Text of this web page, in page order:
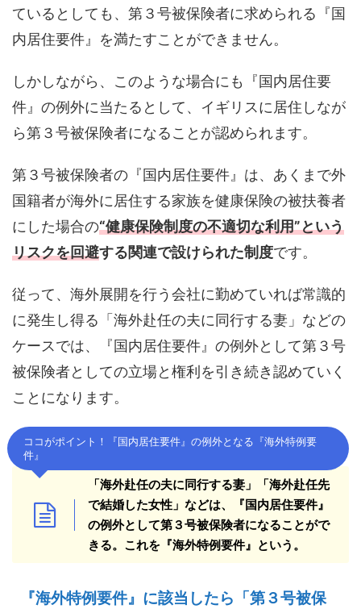
ているとしても、第３号被保険者に求められる『国
内居住要件』を満たすことができません。
しかしながら、このような場合にも『国内居住要
件』の例外に当たるとして、イギリスに居住しなが
ら第３号被保険者になることが認められます。
第３号被保険者の『国内居住要件』は、あくまで外
国籍者が海外に居住する家族を健康保険の被扶養者
にした場合の“健康保険制度の不適切な利用”という
リスクを回避する関連で設けられた制度です。
従って、海外展開を行う会社に勤めていれば常識的
に発生し得る「海外赴任の夫に同行する妻」などの
ケースでは、『国内居住要件』の例外として第３号
被保険者としての立場と権利を引き続き認めていく
ことになります。
ココがポイント！『国内居住要件』の例外となる『海外特例要
件』
「海外赴任の夫に同行する妻」「海外赴任先
で結婚した女性」などは、『国内居住要件』
の例外として第３号被保険者になることがで
きる。これを『海外特例要件』という。
『海外特例要件』に該当したら「第３号被保